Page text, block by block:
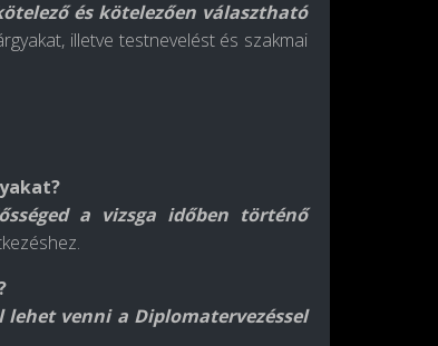
és kötelezően választható
illetve testnevelést és szakmai
a vizsga időben történő
lehet venni a Diplomatervezéssel